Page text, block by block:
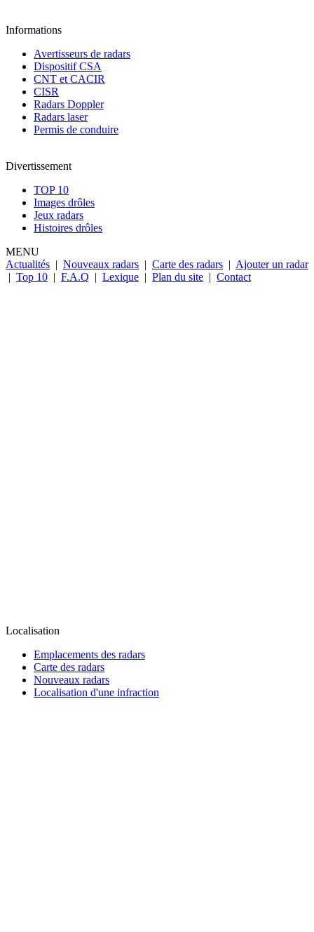
Informations
Avertisseurs de radars
Dispositif CSA
CNT et CACIR
CISR
Radars Doppler
Radars laser
Permis de conduire
Divertissement
TOP 10
Images drôles
Jeux radars
Histoires drôles
MENU
Actualités | Nouveaux radars | Carte des radars | Ajouter un radar
| Top 10 | F.A.Q | Lexique | Plan du site | Contact
Localisation
Emplacements des radars
Carte des radars
Nouveaux radars
Localisation d'une infraction